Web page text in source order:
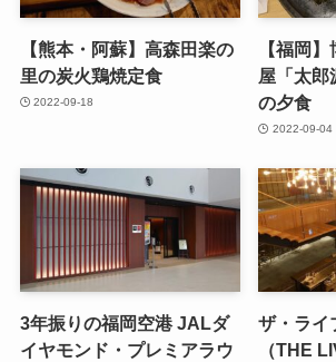
【熊本・阿蘇】高森田楽の
里の炭火鶏焼定食
2022-09-18
【福岡
屋「太郎
の夕食
2022-09-04
3年振りの福岡空港 JALダ
イヤモンド・プレミアラウ
ザ・ライ
（THE